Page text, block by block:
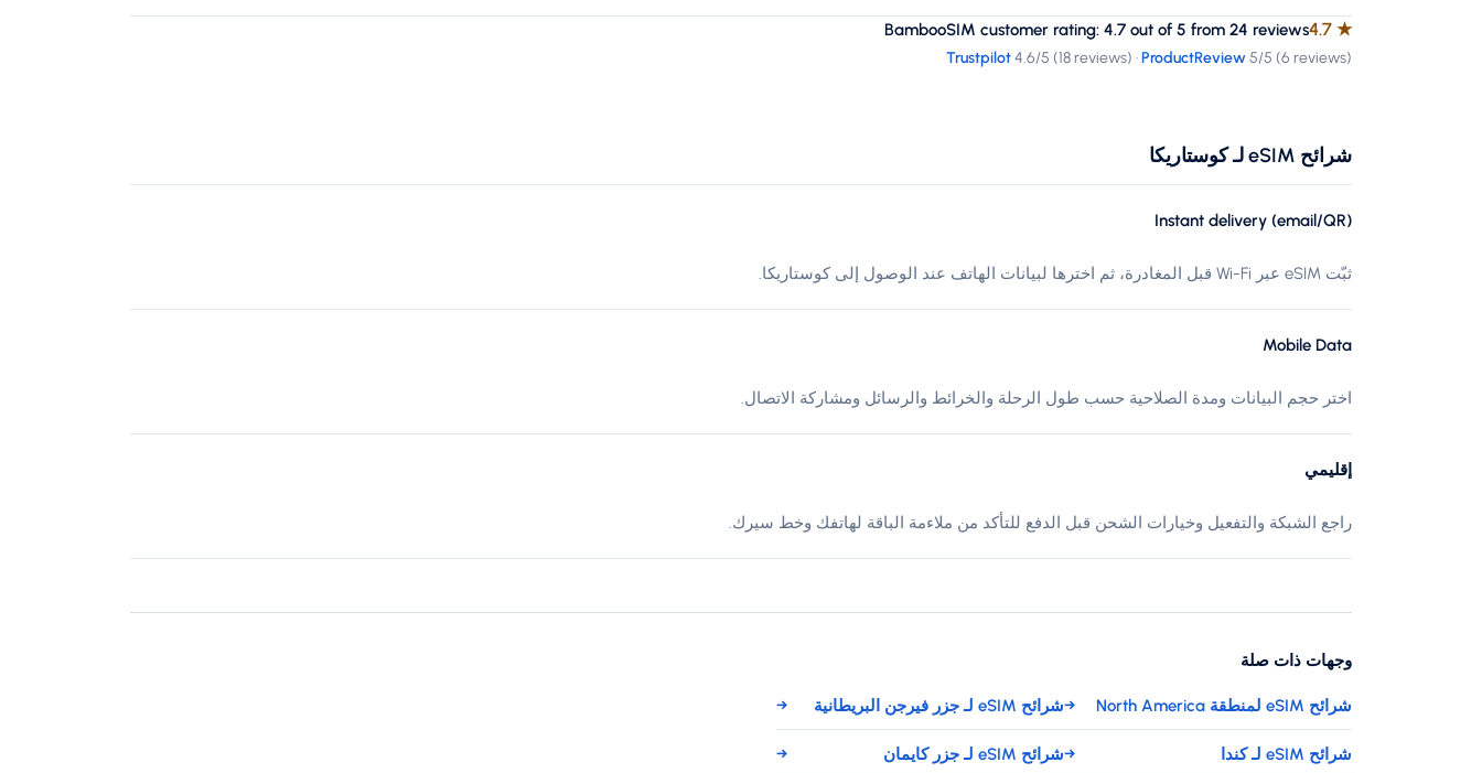
★
4.7
BambooSIM customer rating: 4.7 out of 5 from 24 reviews
Trustpilot4.6/5 (18 reviews) ·ProductReview5/5 (6 reviews)
شرائح eSIM لـ كوستاريكا
Instant delivery (email/QR)
ثبّت eSIM عبر Wi-Fi قبل المغادرة، ثم اخترها لبيانات الهاتف عند الوصول إلى كوستاريكا.
Mobile Data
اختر حجم البيانات ومدة الصلاحية حسب طول الرحلة والخرائط والرسائل ومشاركة الاتصال.
إقليمي
راجع الشبكة والتفعيل وخيارات الشحن قبل الدفع للتأكد من ملاءمة الباقة لهاتفك وخط سيرك.
وجهات ذات صلة
شرائح eSIM لمنطقة North America →شرائح eSIM لـ جزر فيرجن البريطانية →
شرائح eSIM لـ كندا →شرائح eSIM لـ جزر كايمان →